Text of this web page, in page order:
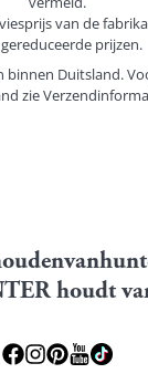
van de
prijzen.
Duitsland.
zie
houdt